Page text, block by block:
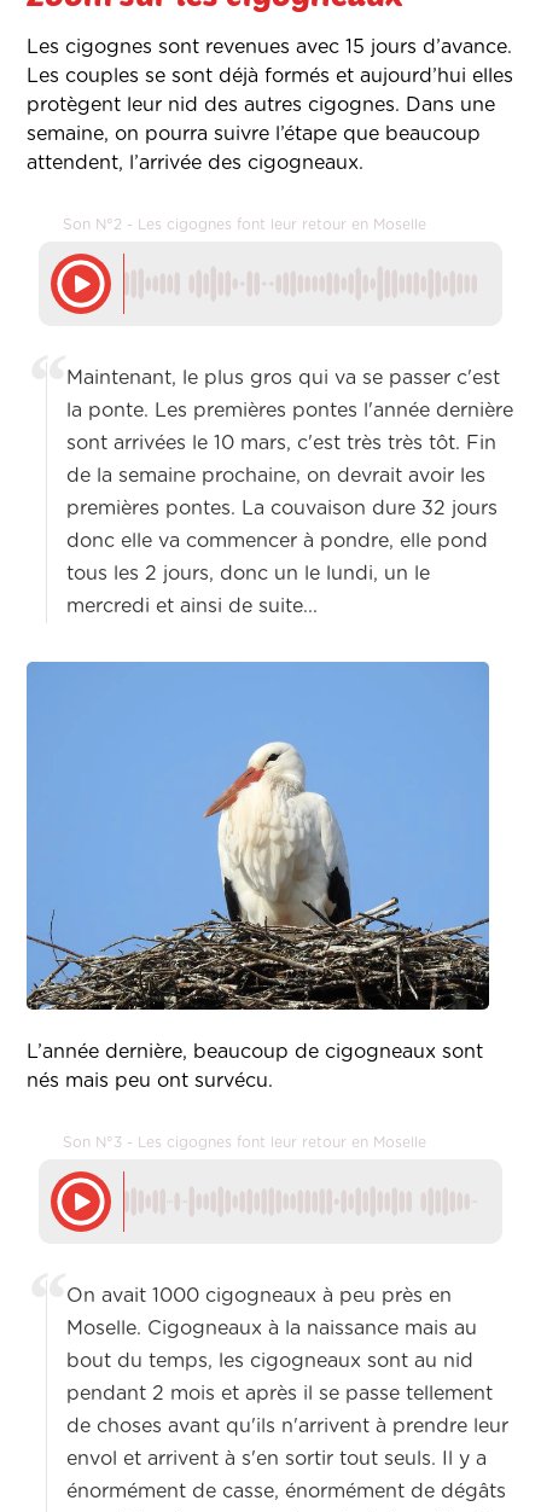
Les cigognes sont revenues avec 15 jours d’avance.
Les couples se sont déjà formés et aujourd’hui elles
protègent leur nid des autres cigognes. Dans une
semaine, on pourra suivre l’étape que beaucoup
attendent, l’arrivée des cigogneaux.
Son N°2 - Les cigognes font leur retour en Moselle
Maintenant, le plus gros qui va se passer c'est
la ponte. Les premières pontes l'année dernière
sont arrivées le 10 mars, c'est très très tôt. Fin
de la semaine prochaine, on devrait avoir les
premières pontes. La couvaison dure 32 jours
donc elle va commencer à pondre, elle pond
tous les 2 jours, donc un le lundi, un le
mercredi et ainsi de suite...
L’année dernière, beaucoup de cigogneaux sont
nés mais peu ont survécu.
Son N°3 - Les cigognes font leur retour en Moselle
On avait 1000 cigogneaux à peu près en
Moselle. Cigogneaux à la naissance mais au
bout du temps, les cigogneaux sont au nid
pendant 2 mois et après il se passe tellement
de choses avant qu'ils n'arrivent à prendre leur
envol et arrivent à s'en sortir tout seuls. Il y a
énormément de casse, énormément de dégâts